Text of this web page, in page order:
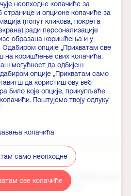
ПИТАЊА
Play Store
© 2026 Copyright Palata nauke.
Powered byBuiltt.io
неопходне колачиће за
странице и опционе колачиће за
(попут кликова, покрета
ради персонализације
образаца коришћења и у
опције „Прихватам све
на коришћење свих колачића.
могућност да одбијеш
опције „Прихватам само
да користиш ову веб
било које опције, прикупљаће
Поштујемо твоју одлуку
све колачиће
само неопходне
колачића